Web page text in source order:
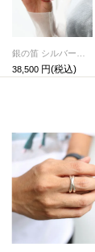
38,500